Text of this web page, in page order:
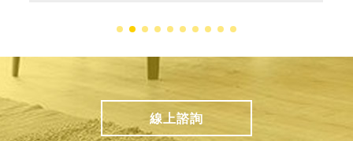
線上諮詢